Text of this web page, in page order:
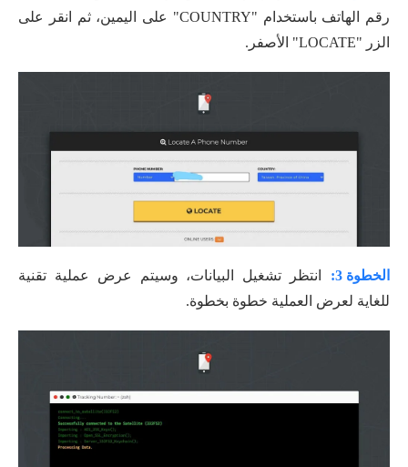
رقم الهاتف باستخدام "COUNTRY" على اليمين، ثم انقر على
الزر "LOCATE" الأصفر.
الخطوة 3:
انتظر تشغيل البيانات، وسيتم عرض عملية تقنية
للغاية لعرض العملية خطوة بخطوة.